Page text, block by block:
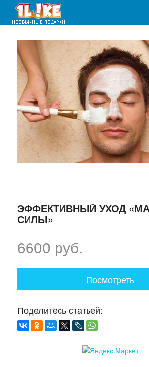
ЭФФЕКТИВНЫЙ УХОД
СИЛЫ»
6600 руб.
Посмотреть
Поделитесь статьей: